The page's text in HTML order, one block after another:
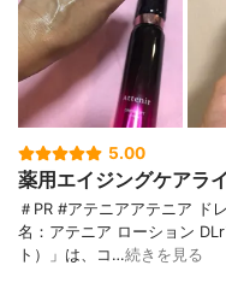
5.00
薬用エイジングケアラ
＃PR #アテニアアテニア ド
名：アテニア ローション
ト）」は、コ…続きを見る